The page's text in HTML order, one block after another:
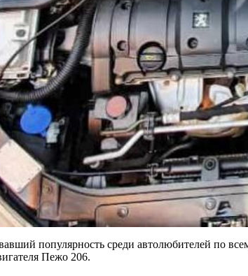
популярность среди автолюбителей по
Пежо 206.